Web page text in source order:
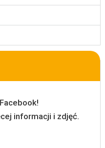
informacji i zdjęć.